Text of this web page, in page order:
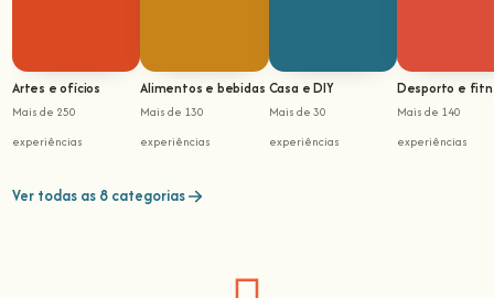
Artes e ofícios
Mais de 250
experiências
Alimentos e bebidas
Mais de 130
experiências
Casa e DIY
Mais de 30
experiências
Desporto e
Mais de 140
experiências
Ver todas as 8 categorias